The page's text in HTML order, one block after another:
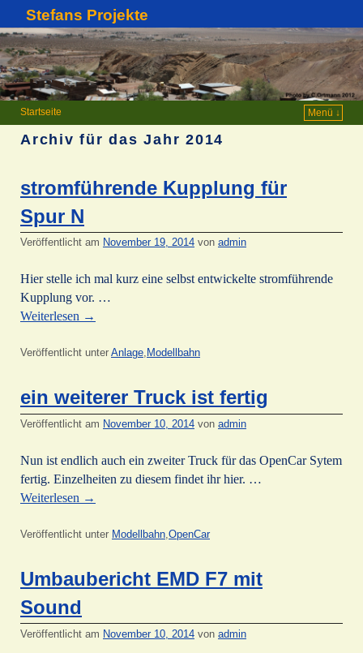
Stefans Projekte
Startseite Menü ↓
Archiv für das Jahr2014
stromführende Kupplung für
Spur N
Veröffentlicht am November 19, 2014 von admin
Hier stelle ich mal kurz eine selbst entwickelte stromführende
Kupplung vor. …
Weiterlesen →
Veröffentlicht unter Anlage, Modellbahn
ein weiterer Truck ist fertig
Veröffentlicht am November 10, 2014 von admin
Nun ist endlich auch ein zweiter Truck für das OpenCar Sytem
fertig. Einzelheiten zu diesem findet ihr hier. …
Weiterlesen →
Veröffentlicht unter Modellbahn OpenCar
Umbaubericht EMD F7 mit
Sound
Veröffentlicht am November 10, 2014 von admin